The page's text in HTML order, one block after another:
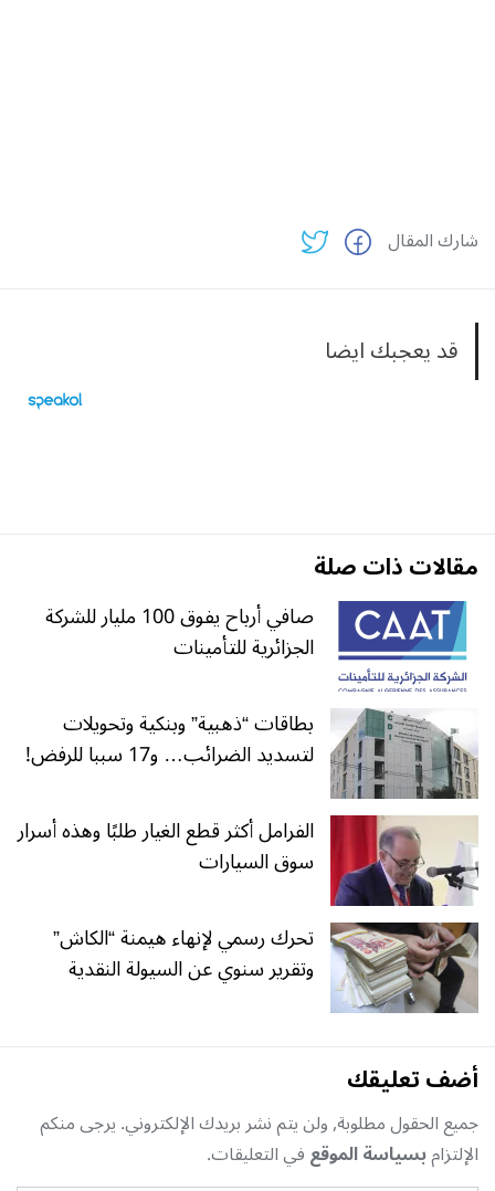
شارك المقال
قد يعجبك ايضا
مقالات ذات صلة
صافي أرباح يفوق 100 مليار للشركة
الجزائرية للتأمينات
بطاقات “ذهبية” وبنكية وتحويلات
لتسديد الضرائب… و17 سببا للرفض!
الفرامل أكثر قطع الغيار طلبًا وهذه أسرار
سوق السيارات
تحرك رسمي لإنهاء هيمنة “الكاش”
وتقرير سنوي عن السيولة النقدية
أضف تعليقك
جميع الحقول مطلوبة, ولن يتم نشر بريدك الإلكتروني. يرجى منكم
الإلتزامبسياسة الموقعفي التعليقات.